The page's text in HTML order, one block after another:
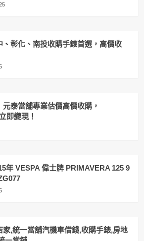
、彰化、南投收購手錶首選，高價收
泰當舖專業估價高價收購，
即變現！
年 VESPA 偉士牌 PRIMAVERA 125 9
,統一當舖汽機車借錢,收購手錶,房地